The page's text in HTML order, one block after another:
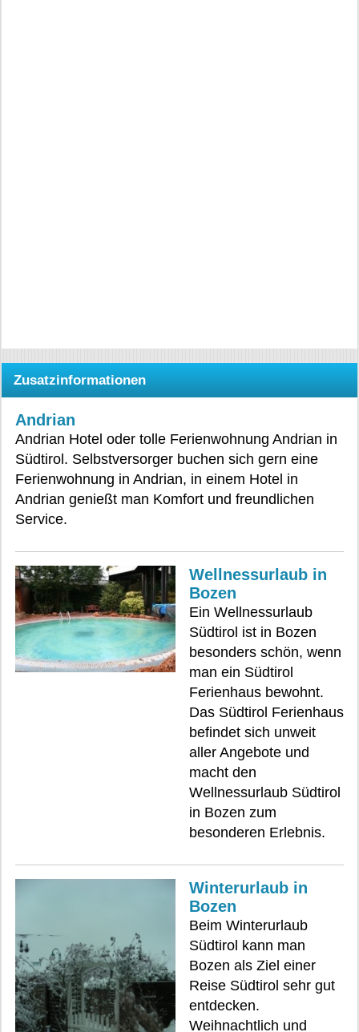
Zusatzinformationen
Andrian
Andrian Hotel oder tolle Ferienwohnung Andrian in
Südtirol. Selbstversorger buchen sich gern eine
Ferienwohnung in Andrian, in einem Hotel in
Andrian genießt man Komfort und freundlichen
Service.
Wellnessurlaub in
Bozen
Ein Wellnessurlaub
Südtirol ist in Bozen
besonders schön, wenn
man ein Südtirol
Ferienhaus bewohnt.
Das Südtirol Ferienhaus
befindet sich unweit
aller Angebote und
macht den
Wellnessurlaub Südtirol
in Bozen zum
besonderen Erlebnis.
Winterurlaub in
Bozen
Beim Winterurlaub
Südtirol kann man
Bozen als Ziel einer
Reise Südtirol sehr gut
entdecken.
Weihnachtlich und